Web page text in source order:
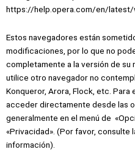
https://help.opera.com/en/
Estos navegadores están
modificaciones, por lo que no
completamente a la versión de su
utilice otro navegador no
Konqueror, Arora, Flock, etc.
acceder directamente desde las
generalmente en el menú de
«Privacidad». (Por favor, consulte
información).